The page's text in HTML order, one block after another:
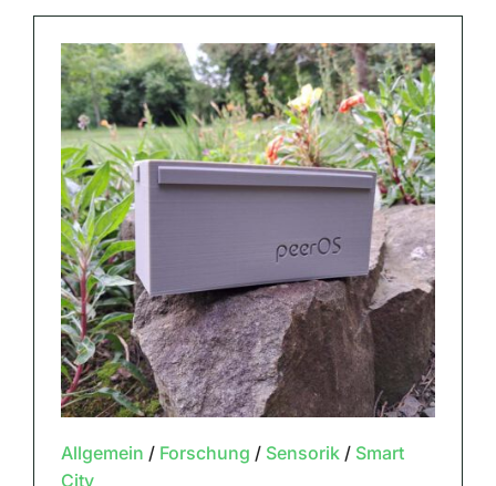
Allgemein / Forschung / Sensorik/ Smart
City